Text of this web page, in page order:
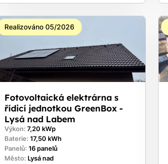
Realizováno 05/2026
Fotovoltaická elektrárna s
řídicí jednotkou GreenBox -
Lysá nad Labem
Výkon:7,20 kWp
Baterie:17,50 kWh
Panelů:16 panelů
Město: Lysá nad